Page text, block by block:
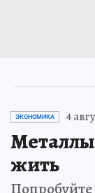
ЭКОНОМИКА 4
жить